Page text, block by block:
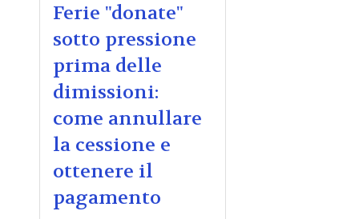
Ferie "donate"
sotto pressione
prima delle
dimissioni:
come annullare
la cessione e
ottenere il
pagamento